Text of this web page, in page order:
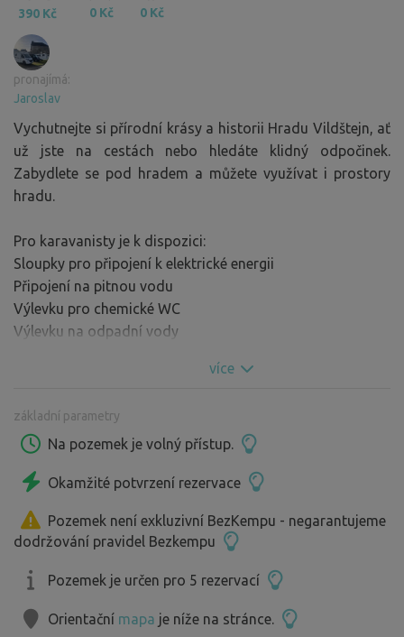
390 Kč 0 Kč 0 Kč
pronajímá:
Jaroslav
Vychutnejte si přírodní krásy a historii Hradu Vildštejn, ať
už jste na cestách nebo hledáte klidný odpočinek.
Zabydlete se pod hradem a můžete využívat i prostory
hradu.
Pro karavanisty je k dispozici:
Sloupky pro připojení k elektrické energii
Připojení na pitnou vodu
Výlevku pro chemické WC
Výlevku na odpadní vody
připravili dokonalé prostory.
Máte možnost, objednat si lahodné jídlo přímo z naší
obytnému vozu. Naši hradní kuchaři Vám připraví
dokonalé jídlo, které Vás zasytí.
Pokud máte rádi grilování, můžeme Vám dodat ty nejlepší
domácí uzeniny od našeho hradního řezníka.
Nezapomenutelná chuť Vildštejnských uzenin.
Pokud plánujete pobyt na několi nocí, tak pro Vás rádi
více
základní parametry
Na pozemek je volný přístup.
Okamžité potvrzení rezervace
Pozemek není exkluzivní BezKempu - negarantujeme
dodržování pravidel Bezkempu
Pozemek je určen pro 5 rezervací
Orientační mapa je níže na stránce.